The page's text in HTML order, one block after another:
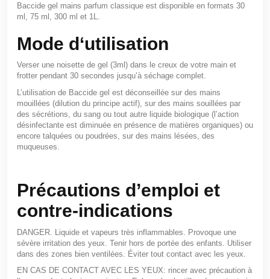
Baccide gel mains parfum classique est disponible en formats 30
ml, 75 ml, 300 ml et 1L.
Mode d‘utilisation
Verser une noisette de gel (3ml) dans le creux de votre main et
frotter pendant 30 secondes jusqu’à séchage complet.
L’utilisation de Baccide gel est déconseillée sur des mains
mouillées (dilution du principe actif), sur des mains souillées par
des sécrétions, du sang ou tout autre liquide biologique (l’action
désinfectante est diminuée en présence de matières organiques) ou
encore talquées ou poudrées, sur des mains lésées, des
muqueuses.
Précautions d’emploi et
contre-indications
DANGER. Liquide et vapeurs très inflammables. Provoque une
sévère irritation des yeux. Tenir hors de portée des enfants. Utiliser
dans des zones bien ventilées. Éviter tout contact avec les yeux.
EN CAS DE CONTACT AVEC LES YEUX: rincer avec précaution à